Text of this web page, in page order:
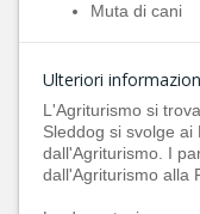
Muta di cani
Ulteriori
L'Agriturismo si
Sleddog si svolge
dall'Agriturismo. I
dall'Agriturismo alla